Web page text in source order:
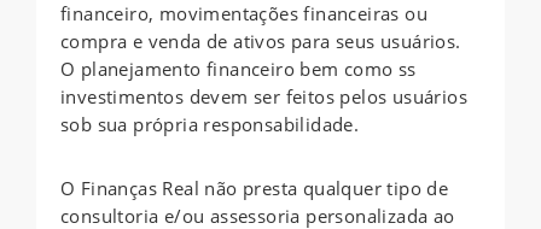
financeiro, movimentações financeiras ou
compra e venda de ativos para seus usuários.
O planejamento financeiro bem como ss
investimentos devem ser feitos pelos usuários
sob sua própria responsabilidade.
O Finanças Real não presta qualquer tipo de
consultoria e/ou assessoria personalizada ao